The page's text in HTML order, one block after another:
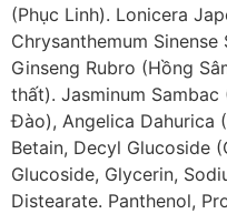
(Phục Linh). Lonicera
Chrysanthemum
Ginseng Rubro (Hồng
thất). Jasminum Sambac
Đào), Angelica Dahurica
Betain, Decyl Glucoside
Glucoside, Glycerin,
Distearate. Panthenol,